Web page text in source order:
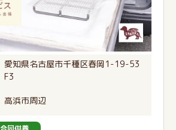
愛知県名古屋市千種区春岡1-19-53
F3
高浜市周辺